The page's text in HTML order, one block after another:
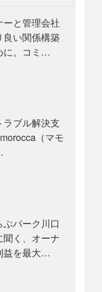
ーと管理会社
良い関係構築
に。コミ…
ラブル解決支
（マモ
ぶパーク川口
聞く、オーナ
益を最大…